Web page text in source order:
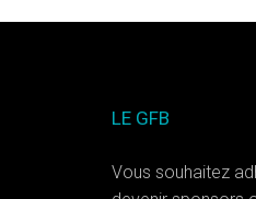
LE GFB
Vous souhaitez